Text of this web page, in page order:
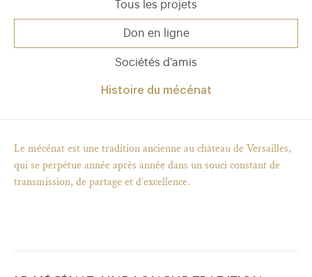
onglet)
nouvel onglet)
fenêtre modale)
de l'application (ouverture dans un nouvel onglet)
Tous les projets
Don en ligne
Sociétés d'amis
Histoire du mécénat
Le mécénat est une tradition ancienne au château de Versailles,
qui se perpétue année après année dans un souci constant de
transmission, de partage et d’excellence.